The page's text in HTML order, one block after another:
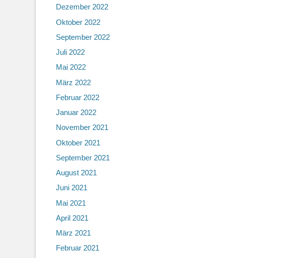
Dezember 2022
Oktober 2022
September 2022
Juli 2022
Mai 2022
März 2022
Februar 2022
Januar 2022
November 2021
Oktober 2021
September 2021
August 2021
Juni 2021
Mai 2021
April 2021
März 2021
Februar 2021